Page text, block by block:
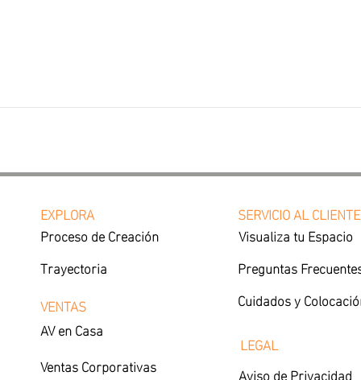
EXPLORA
Proceso de Creación
Trayectoria
VENTAS
AV en Casa
Ventas Corporativas
SERVICIO AL CLIENTE
Visualiza tu Espacio
Preguntas
Cuidados y
LEGAL
Aviso de Privacidad